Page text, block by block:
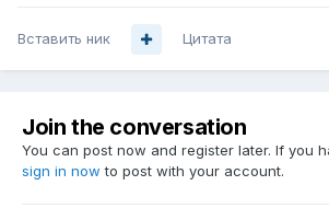
Вставить ник Цитата
Join the conversation
You can post now and register later. If you
sign in now to post with your account.